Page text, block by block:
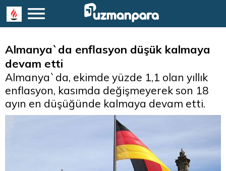
Almanya`da enflasyon düşük kalmaya
devam etti
Almanya`da, ekimde yüzde 1,1 olan yıllık
enflasyon, kasımda değişmeyerek son 18
ayın en düşüğünde kalmaya devam etti.